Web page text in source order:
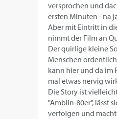
versprochen und
ersten Minuten - na
Aber mit Eintritt in
nimmt der Film an
Der quirlige kleine
Menschen
kann hier und da im
mal etwas nervig
Die Story ist
"Amblin-80er", lässt
verfolgen und